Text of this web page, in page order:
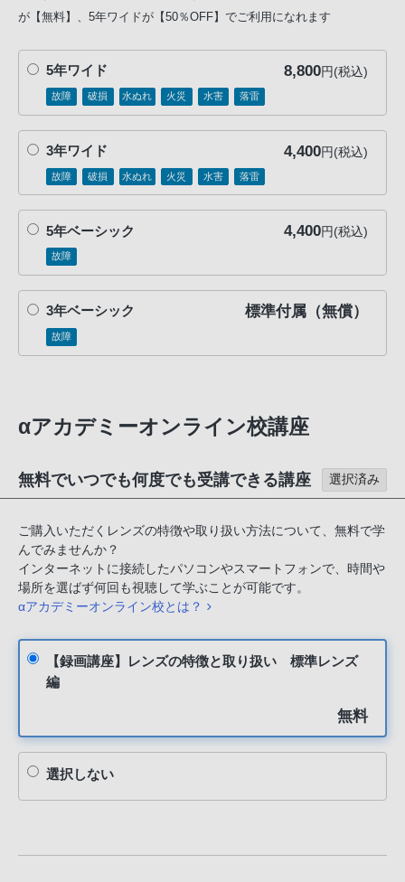
が【無料】、5年ワイドが【50％OFF】でご利用になれます
5年ワイド 8,800円(税込)
故障 破損 水ぬれ 火災 水害 落雷
3年ワイド 4,400円(税込)
故障 破損 水ぬれ 火災 水害 落雷
5年ベーシック 4,400円(税込)
故障
3年ベーシック 標準付属（無償）
故障
αアカデミーオンライン校講座
無料でいつでも何度でも受講できる講座 選択済み
ご購入いただくレンズの特徴や取り扱い方法について、無料で学
んでみませんか？
インターネットに接続したパソコンやスマートフォンで、時間や
場所を選ばず何回も視聴して学ぶことが可能です。
αアカデミーオンライン校とは？
【録画講座】レンズの特徴と取り扱い 標準レンズ
編
無料
選択しない